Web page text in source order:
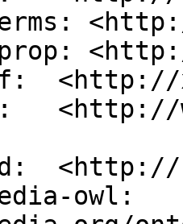
<http://
<http://
owl: